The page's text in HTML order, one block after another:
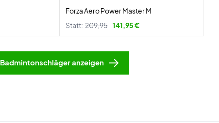
Forza Aero Power Master M
Statt: 209,95 141,95 €
Badmintonschläger anzeigen